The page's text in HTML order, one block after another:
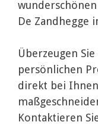
De Zandhegge
Überzeugen
persönlichen
direkt bei
Kontaktieren